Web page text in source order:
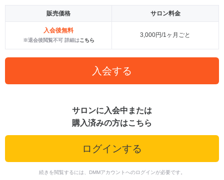
販売価格 サロン料金
入会後無料
※退会後閲覧不可 詳細はこちら
3,000円/1ヶ月ごと
入会する
サロンに入会中または
購入済みの方はこちら
ログインする
続きを閲覧するには、DMMアカウントへのログインが必要です。